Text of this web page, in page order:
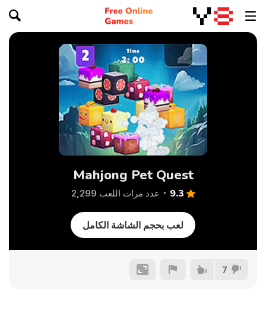
Mahjong Pet Quest
9.3 عدد مرات اللعب 2,299
لعب بحجم الشاشة الكامل
7